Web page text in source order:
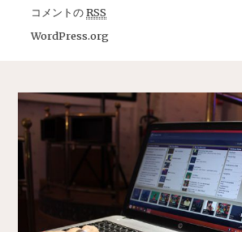
コメントのRSS
WordPress.org